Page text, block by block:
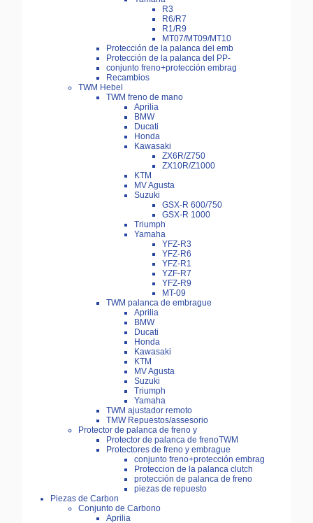
R3
R6/R7
R1/R9
MT07/MT09/MT10
Protección de la palanca del emb
Protección de la palanca del PP-
conjunto freno+protección embrag
Recambios
TWM Hebel
TWM freno de mano
Aprilia
BMW
Ducati
Honda
Kawasaki
ZX6R/Z750
ZX10R/Z1000
KTM
MV Agusta
Suzuki
GSX-R 600/750
GSX-R 1000
Triumph
Yamaha
YFZ-R3
YFZ-R6
YFZ-R1
YZF-R7
YFZ-R9
MT-09
TWM palanca de embrague
Aprilia
BMW
Ducati
Honda
Kawasaki
KTM
MV Agusta
Suzuki
Triumph
Yamaha
TWM ajustador remoto
TMW Repuestos/assesorio
Protector de palanca de freno y
Protector de palanca de frenoTWM
Protectores de freno y embrague
conjunto freno+protección embrag
Proteccion de la palanca clutch
protección de palanca de freno
piezas de repuesto
Piezas de Carbon
Conjunto de Carbono
Aprilia